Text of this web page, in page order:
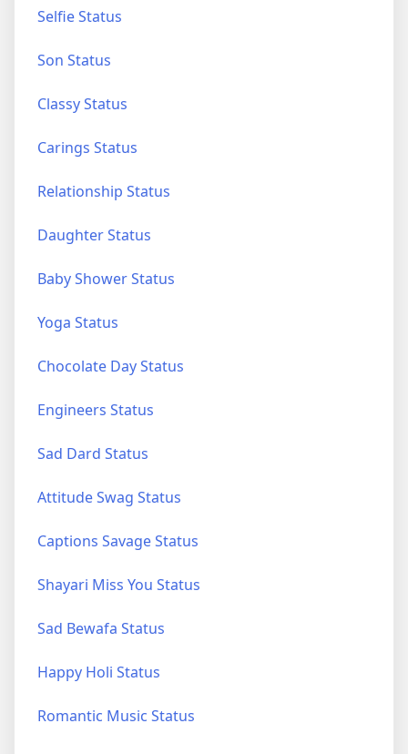
Selfie Status
Son Status
Classy Status
Carings Status
Relationship Status
Daughter Status
Baby Shower Status
Yoga Status
Chocolate Day Status
Engineers Status
Sad Dard Status
Attitude Swag Status
Captions Savage Status
Shayari Miss You Status
Sad Bewafa Status
Happy Holi Status
Romantic Music Status